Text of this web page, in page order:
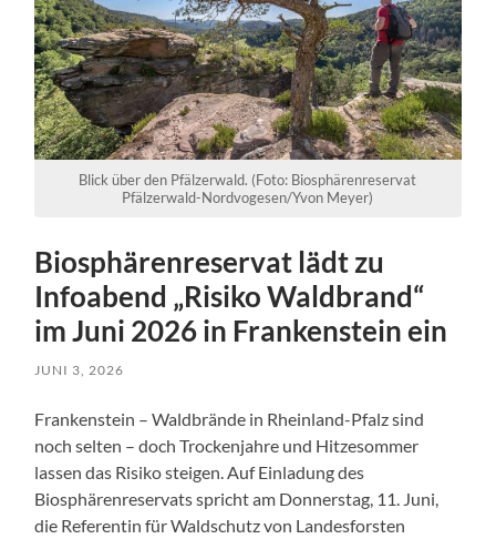
Blick über den Pfälzerwald. (Foto: Biosphärenreservat
Pfälzerwald-Nordvogesen/Yvon Meyer)
Biosphärenreservat lädt zu
Infoabend „Risiko Waldbrand“
im Juni 2026 in Frankenstein ein
JUNI 3, 2026
Frankenstein – Waldbrände in Rheinland-Pfalz sind
noch selten – doch Trockenjahre und Hitzesommer
lassen das Risiko steigen. Auf Einladung des
Biosphärenreservats spricht am Donnerstag, 11. Juni,
die Referentin für Waldschutz von Landesforsten